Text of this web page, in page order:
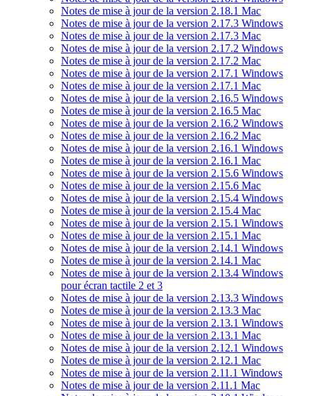
Notes de mise à jour de la version 2.18.1 Mac
Notes de mise à jour de la version 2.17.3 Windows
Notes de mise à jour de la version 2.17.3 Mac
Notes de mise à jour de la version 2.17.2 Windows
Notes de mise à jour de la version 2.17.2 Mac
Notes de mise à jour de la version 2.17.1 Windows
Notes de mise à jour de la version 2.17.1 Mac
Notes de mise à jour de la version 2.16.5 Windows
Notes de mise à jour de la version 2.16.5 Mac
Notes de mise à jour de la version 2.16.2 Windows
Notes de mise à jour de la version 2.16.2 Mac
Notes de mise à jour de la version 2.16.1 Windows
Notes de mise à jour de la version 2.16.1 Mac
Notes de mise à jour de la version 2.15.6 Windows
Notes de mise à jour de la version 2.15.6 Mac
Notes de mise à jour de la version 2.15.4 Windows
Notes de mise à jour de la version 2.15.4 Mac
Notes de mise à jour de la version 2.15.1 Windows
Notes de mise à jour de la version 2.15.1 Mac
Notes de mise à jour de la version 2.14.1 Windows
Notes de mise à jour de la version 2.14.1 Mac
Notes de mise à jour de la version 2.13.4 Windows
pour écran tactile 2 et 3
Notes de mise à jour de la version 2.13.3 Windows
Notes de mise à jour de la version 2.13.3 Mac
Notes de mise à jour de la version 2.13.1 Windows
Notes de mise à jour de la version 2.13.1 Mac
Notes de mise à jour de la version 2.12.1 Windows
Notes de mise à jour de la version 2.12.1 Mac
Notes de mise à jour de la version 2.11.1 Windows
Notes de mise à jour de la version 2.11.1 Mac